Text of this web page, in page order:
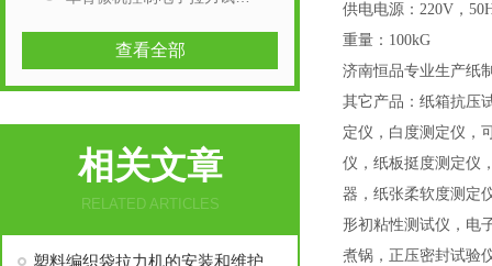
供电电源：220V，
重量：100kG
济南恒品专业生产纸
其它产品：纸箱抗压
定仪，白度测定仪，
仪，纸板挺度测定仪
器，纸张柔软度测定
形初粘性测试仪，电
煮锅，正压密封试验
查看全部
相关文章
RELATED ARTICLES
塑料编织袋拉力机的安装和维护